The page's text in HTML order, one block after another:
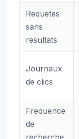
Requetes
sans
resultats
Journaux
de clics
Frequence
de
recherche